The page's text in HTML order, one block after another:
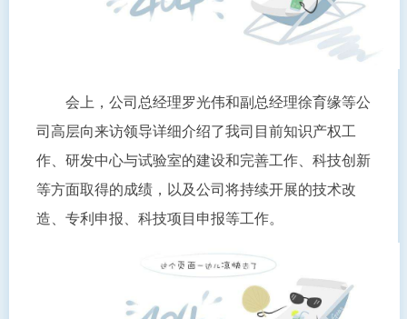
会上，公司总经理罗光伟和副总经理徐育缘等公
司高层向来访领导详细介绍了我司目前知识产权工
作、研发中心与试验室的建设和完善工作、科技创新
等方面取得的成绩，以及公司将持续开展的技术改
造、专利申报、科技项目申报等工作。